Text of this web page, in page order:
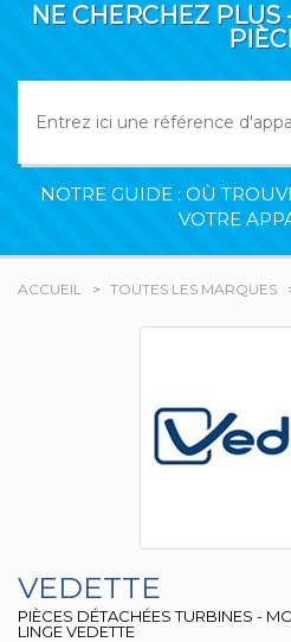
NE CHERCHEZ PLUS
NOTRE GUIDE : OÙ
VOTRE
ACCUEIL TOUTES LES MARQUES
VEDETTE
PIÈCES DÉTACHÉES TURBINES -
LINGE VEDETTE